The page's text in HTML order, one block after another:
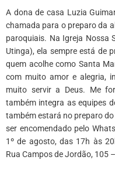
A dona de casa Luzia
chamada para o preparo da
paroquiais. Na Igreja Nossa
Utinga), ela sempre está de
quem acolhe como Santa
com muito amor e alegria,
muito servir a Deus. Me
também integra as equipes
também estará no preparo
ser encomendado pelo
1º de agosto, das 17h às
Rua Campos de Jordão, 105